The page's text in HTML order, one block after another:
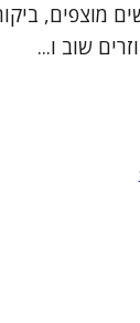
מוצפים,
שוב ו...